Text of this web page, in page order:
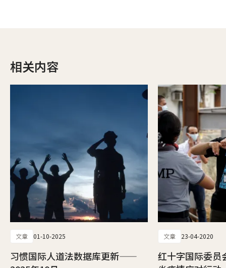
相关内容
文章 01-10-2025
习惯国际人道法数据库更新——
文章 23-04-2020
红十字国际委员